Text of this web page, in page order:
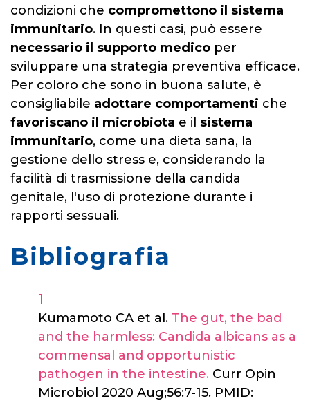
condizioni che compromettono il sistema
immunitario. In questi casi, può essere
necessario il supporto medico per
sviluppare una strategia preventiva efficace.
Per coloro che sono in buona salute, è
consigliabile adottare comportamenti che
favoriscano il microbiota e il sistema
immunitario, come una dieta sana, la
gestione dello stress e, considerando la
facilità di trasmissione della candida
genitale, l'uso di protezione durante i
rapporti sessuali.
Bibliografia
Kumamoto CA et al. The gut, the bad
and the harmless: Candida albicans as a
commensal and opportunistic
pathogen in the intestine. Curr Opin
Microbiol 2020 Aug;56:7-15. PMID: